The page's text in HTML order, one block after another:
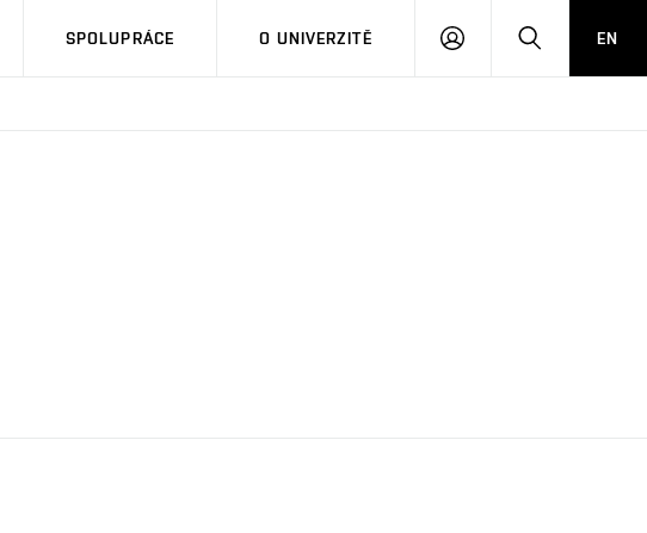
SPOLUPRÁCE O UNIVERZITĚ
PŘIHLÁSIT HLEDATEN